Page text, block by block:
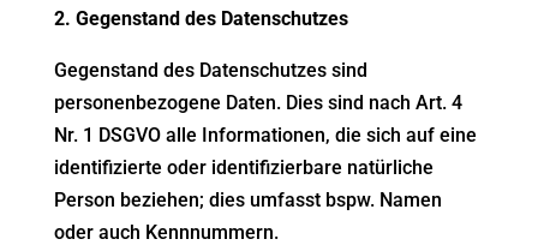
2. Gegenstand des Datenschutzes
Gegenstand des Datenschutzes sind
personenbezogene Daten. Dies sind nach Art. 4
Nr. 1 DSGVO alle Informationen, die sich auf eine
identifizierte oder identifizierbare natürliche
Person beziehen; dies umfasst bspw. Namen
oder auch Kennnummern.